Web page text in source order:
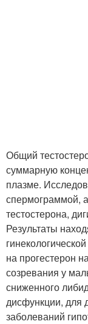
Общий
суммарную
плазме.
спермограммой,
тестостерона,
Результаты
на прогестерон
созревания у
сниженного
дисфункции, для
заболеваний